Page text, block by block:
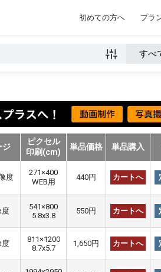
初めての方へ プラ
ジ
ピクセル
印刷(cm)
単品価格 単品購入
度
271×400
WEB用
440円 カートへ
度
541×800
5.8x3.8
550円 カートへ
度
811×1200
8.7x5.7
1,650円 カートへ